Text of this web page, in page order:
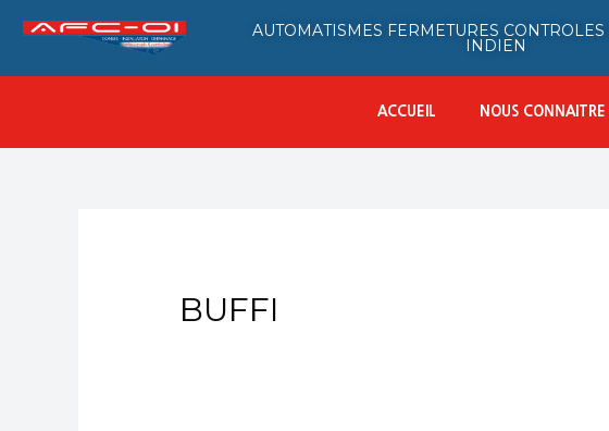
AUTOMATISMES FERMETURES CONTROLES
INDIEN
ACCUEIL NOUS CONNAITRE
BUFFI